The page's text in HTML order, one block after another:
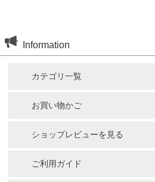
Information
カテゴリ一覧
お買い物かご
ショップレビューを見る
ご利用ガイド